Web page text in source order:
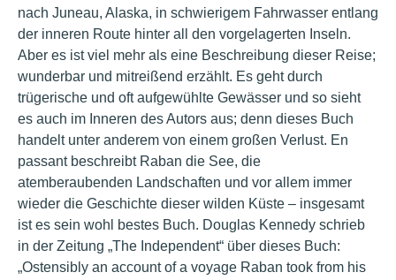
nach Juneau, Alaska, in schwierigem Fahrwasser entlang
der inneren Route hinter all den vorgelagerten Inseln.
Aber es ist viel mehr als eine Beschreibung dieser Reise;
wunderbar und mitreißend erzählt. Es geht durch
trügerische und oft aufgewühlte Gewässer und so sieht
es auch im Inneren des Autors aus; denn dieses Buch
handelt unter anderem von einem großen Verlust. En
passant beschreibt Raban die See, die
atemberaubenden Landschaften und vor allem immer
wieder die Geschichte dieser wilden Küste – insgesamt
ist es sein wohl bestes Buch. Douglas Kennedy schrieb
in der Zeitung „The Independent“ über dieses Buch:
„Ostensibly an account of a voyage Raban took from his